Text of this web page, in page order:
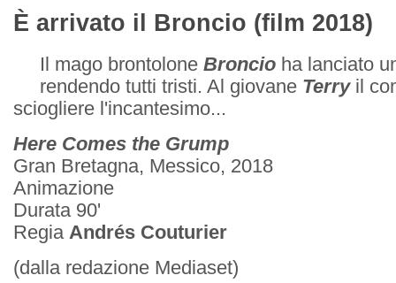
È arrivato il Broncio (film 2018)
Il mago brontolone Broncio ha lanciato
rendendo tutti tristi. Al giovane Terryil
sciogliere l'incantesimo...
Here Comes the Grump
Gran Bretagna, Messico, 2018
Animazione
Durata 90'
Regia Andrés Couturier
(dalla redazione Mediaset)